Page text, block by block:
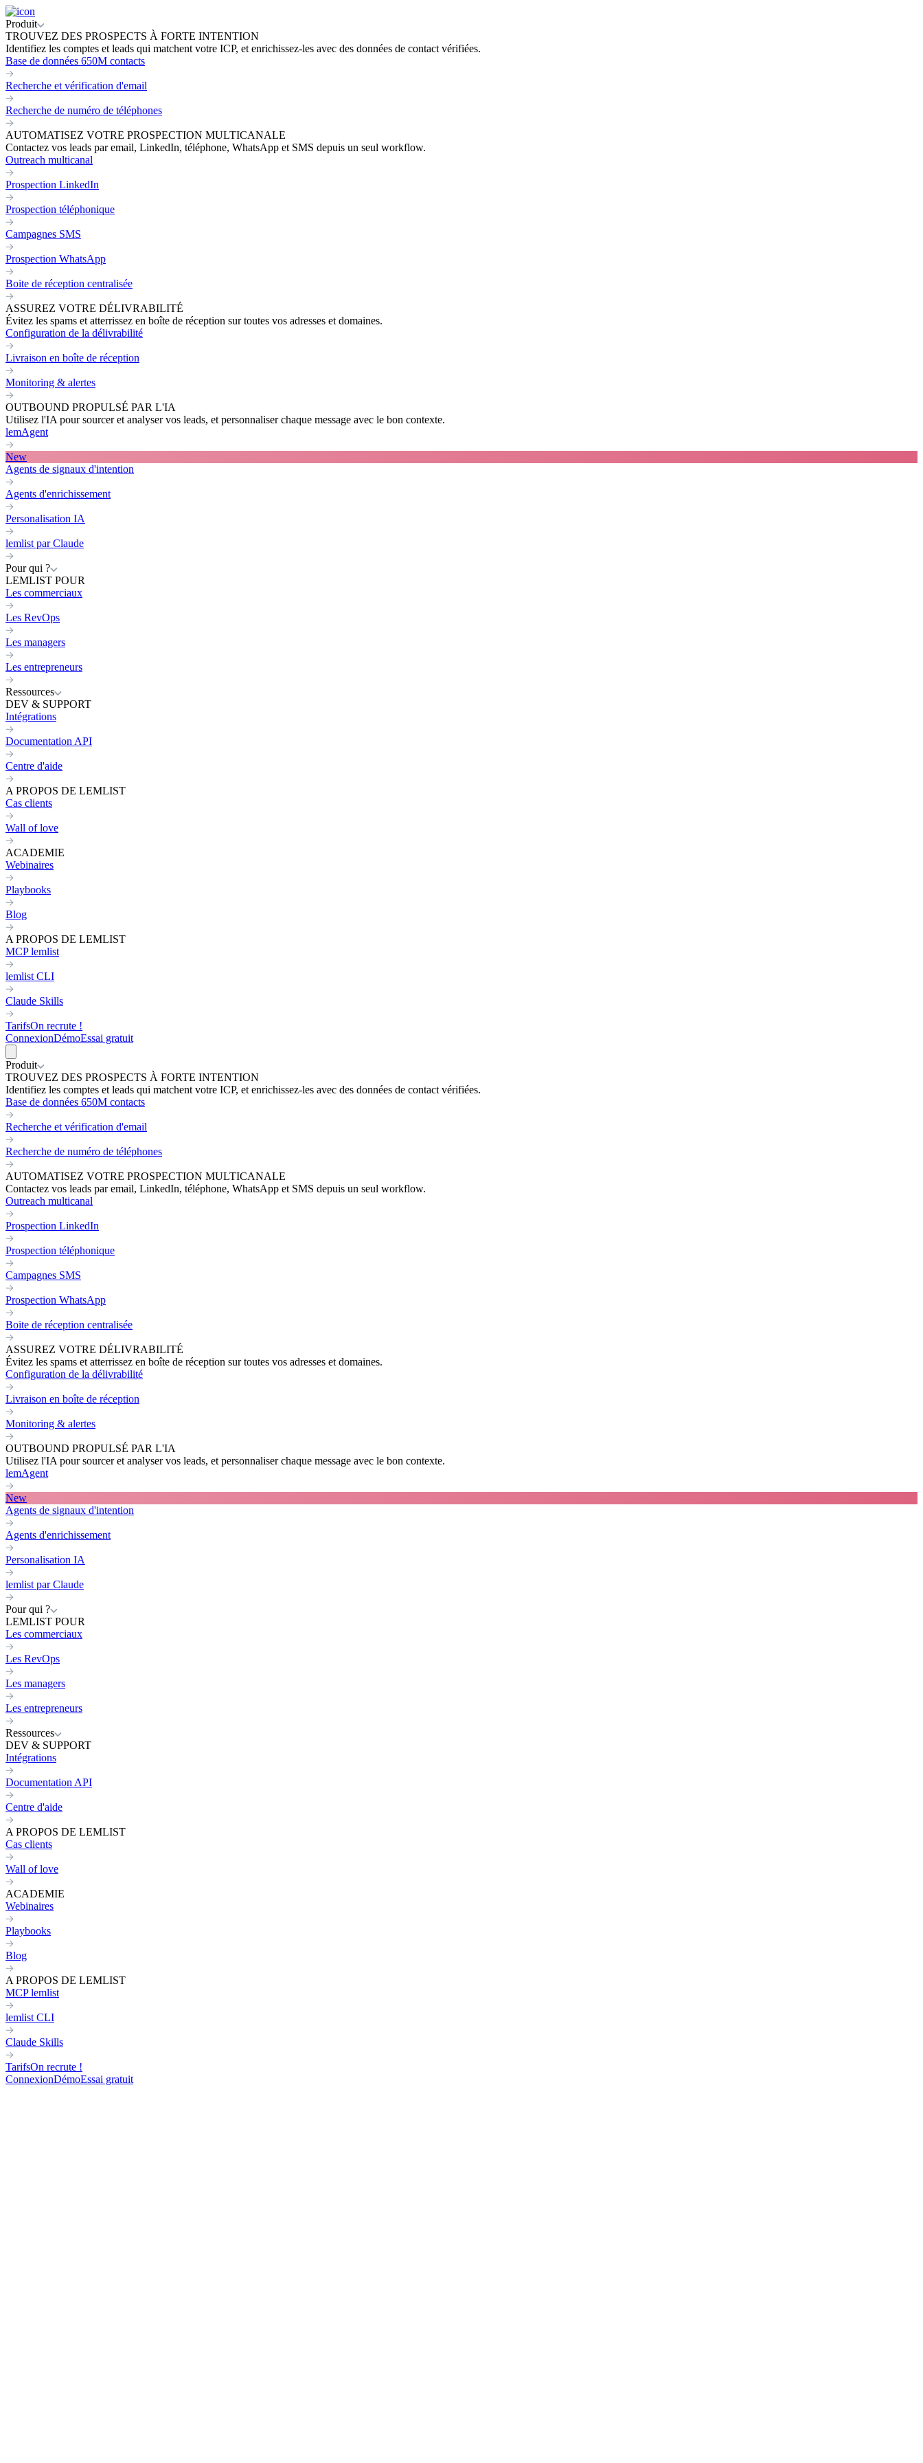
Produit
TROUVEZ DES PROSPECTS À FORTE INTENTION
Identifiez les comptes et leads qui matchent votre ICP, et enrichissez-les avec des données de contact vérifiées.
Base de données 650M contacts
Recherche et vérification d'email
Recherche de numéro de téléphones
AUTOMATISEZ VOTRE PROSPECTION MULTICANALE
Contactez vos leads par email, LinkedIn, téléphone, WhatsApp et SMS depuis un seul workflow.
Outreach multicanal
Prospection LinkedIn
Prospection téléphonique
Campagnes SMS
Prospection WhatsApp
Boite de réception centralisée
ASSUREZ VOTRE DÉLIVRABILITÉ
Évitez les spams et atterrissez en boîte de réception sur toutes vos adresses et domaines.
Configuration de la délivrabilité
Livraison en boîte de réception
Monitoring & alertes
OUTBOUND PROPULSÉ PAR L'IA
Utilisez l'IA pour sourcer et analyser vos leads, et personnaliser chaque message avec le bon contexte.
lemAgent
New
Agents de signaux d'intention
Agents d'enrichissement
Personalisation IA
lemlist par Claude
Pour qui ?
LEMLIST POUR
Les commerciaux
Les RevOps
Les managers
Les entrepreneurs
Ressources
DEV & SUPPORT
Intégrations
Documentation API
Centre d'aide
A PROPOS DE LEMLIST
Cas clients
Wall of love
ACADEMIE
Webinaires
Playbooks
Blog
A PROPOS DE LEMLIST
MCP lemlist
lemlist CLI
Claude Skills
TarifsOn recrute !
ConnexionDémoEssai gratuit
Produit
TROUVEZ DES PROSPECTS À FORTE INTENTION
Identifiez les comptes et leads qui matchent votre ICP, et enrichissez-les avec des données de contact vérifiées.
Base de données 650M contacts
Recherche et vérification d'email
Recherche de numéro de téléphones
AUTOMATISEZ VOTRE PROSPECTION MULTICANALE
Contactez vos leads par email, LinkedIn, téléphone, WhatsApp et SMS depuis un seul workflow.
Outreach multicanal
Prospection LinkedIn
Prospection téléphonique
Campagnes SMS
Prospection WhatsApp
Boite de réception centralisée
ASSUREZ VOTRE DÉLIVRABILITÉ
Évitez les spams et atterrissez en boîte de réception sur toutes vos adresses et domaines.
Configuration de la délivrabilité
Livraison en boîte de réception
Monitoring & alertes
OUTBOUND PROPULSÉ PAR L'IA
Utilisez l'IA pour sourcer et analyser vos leads, et personnaliser chaque message avec le bon contexte.
lemAgent
New
Agents de signaux d'intention
Agents d'enrichissement
Personalisation IA
lemlist par Claude
Pour qui ?
LEMLIST POUR
Les commerciaux
Les RevOps
Les managers
Les entrepreneurs
Ressources
DEV & SUPPORT
Intégrations
Documentation API
Centre d'aide
A PROPOS DE LEMLIST
Cas clients
Wall of love
ACADEMIE
Webinaires
Playbooks
Blog
A PROPOS DE LEMLIST
MCP lemlist
lemlist CLI
Claude Skills
TarifsOn recrute !
ConnexionDémoEssai gratuit